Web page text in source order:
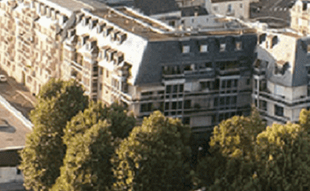
Exporter les lignes sélectionnées
Exporter toutes les colonnes
Exporter uniquement les colonnes affichées
Menu
<
>
- 🎁 Caen on aime, on partage
- 🎉 Les événements AVF
- Activités et Loisirs
Ajoutez un logo, un bouton, des réseaux sociaux